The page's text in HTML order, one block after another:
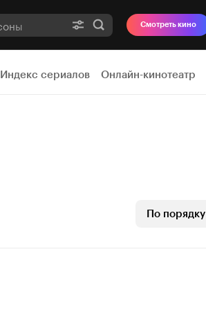
Смотреть кино
Индекс сериалов Онлайн-кинотеатр
По порядку